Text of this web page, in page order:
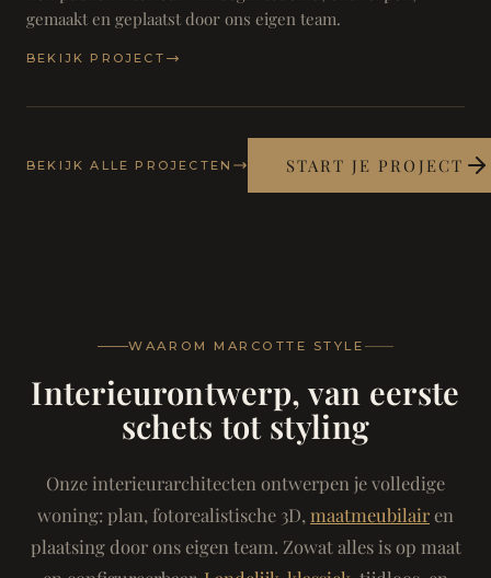
gemaakt en geplaatst door ons eigen team.
BEKIJK PROJECT
BEKIJK ALLE PROJECTEN START JE PROJECT
WAAROM MARCOTTE STYLE
Interieurontwerp, van eerste
schets tot styling
Onze interieurarchitecten ontwerpen je volledige
woning: plan, fotorealistische 3D, maatmeubilairen
plaatsing door ons eigen team. Zowat alles is op maat